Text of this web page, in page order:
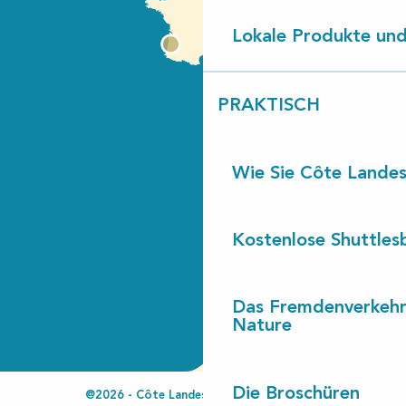
Lokale Produkte
PRAKTISCH
Wie Sie Côte
Kostenlose
Das
Nature
Die Broschüren
@2026 - Côte Landes Nature Tourisme